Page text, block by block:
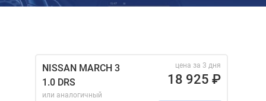
NISSAN MARCH 3
1.0 DRS
или аналогичный
цена за 3 дня
18 925 ₽